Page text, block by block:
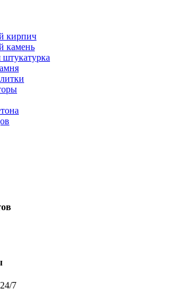
кирпич
камень
штукатурка
7